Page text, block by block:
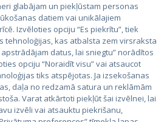
glabājam un piekļūstam personas
datiem vai unikālajiem
Izvēloties opciju “Es piekrītu”, tiek
tehnoloģijas, kas atbalsta zem virsraksta
datus, lai sniegtu” norādītos
opciju “Noraidīt visu” vai atsaucot
tiks atspējotas. Ja izsekošanas
daļa no redzamā satura un reklāmām
Varat atkārtoti piekļūt šai izvēlnei, lai
izvēli vai atsauktu piekrišanu,